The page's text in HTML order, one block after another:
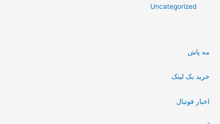
Uncategorized
مه پاش
خرید بک لینک
اخبار فوتبال